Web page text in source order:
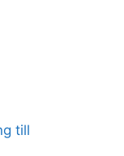
till